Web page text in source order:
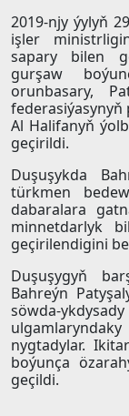
2019-njy ýylyň
işler
sapary bilen
gurşaw
orunbasary,
federasiýasynyň
Al Halifanyň
geçirildi.
Duşuşykda
türkmen
dabaralara
minnetdarlyk
geçirilendigini
Duşuşygyň
Bahreýn
söwda-
nygtadylar.
boýunça
geçildi.